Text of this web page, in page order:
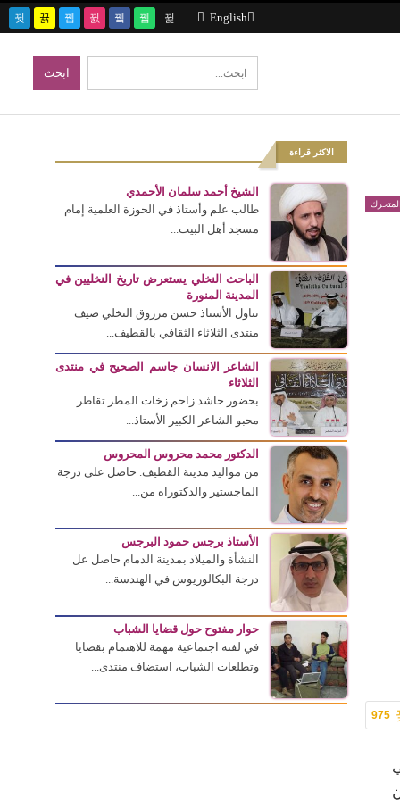
English
975
الاكثر قراءة
الشيخ أحمد سلمان الأحمدي
طالب علم وأستاذ في الحوزة العلمية إمام
مسجد أهل البيت...
الباحث النخلي يستعرض تاريخ النخليين في
المدينة المنورة
تناول الأستاذ حسن مرزوق النخلي ضيف
منتدى الثلاثاء الثقافي بالقطيف...
الشاعر الانسان جاسم الصحيح في منتدى
الثلاثاء
بحضور حاشد زاحم زخات المطر تقاطر
محبو الشاعر الكبير الأستاذ...
الدكتور محمد محروس المحروس
من مواليد مدينة القطيف. حاصل على درجة
الماجستير والدكتوراه من...
الأستاذ برجس حمود البرجس
النشأة والميلاد بمدينة الدمام حاصل عل
درجة البكالوريوس في الهندسة...
حوار مفتوح حول قضايا الشباب
في لفته اجتماعية مهمة للاهتمام بقضايا
وتطلعات الشباب، استضاف منتدى...